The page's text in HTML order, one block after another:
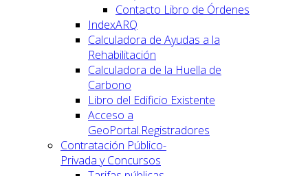
Contacto Libro de Órdenes
IndexARQ
Calculadora de Ayudas a la
Rehabilitación
Calculadora de la Huella de
Carbono
Libro del Edificio Existente
Acceso a
GeoPortal.Registradores
Contratación Público-
Privada y Concursos